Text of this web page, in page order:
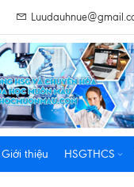
Giới thiệu HSGTHCS